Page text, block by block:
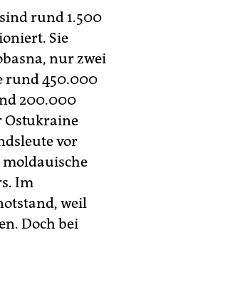
rund 1.500
Sie
nur zwei
rund 450.000
200.000
Ostukraine
vor
moldauische
Im
weil
Doch bei